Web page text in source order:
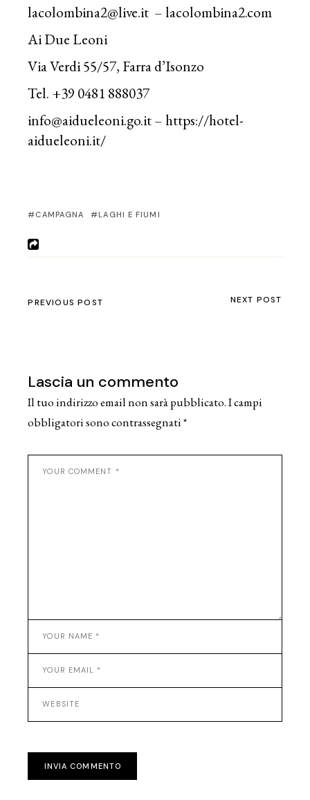
lacolombina2@live.it – lacolombina2.com
Ai Due Leoni
Via Verdi 55/57, Farra d’Isonzo
Tel. +39 0481 888037
info@aidueleoni.go.it–https://hotel-
aidueleoni.it/
CAMPAGNA LAGHI E FIUMI
PREVIOUS POST NEXT POST
Lascia un commento
Il tuo indirizzo email non sarà pubblicato.I campi
obbligatori sono contrassegnati*
INVIA COMMENTO